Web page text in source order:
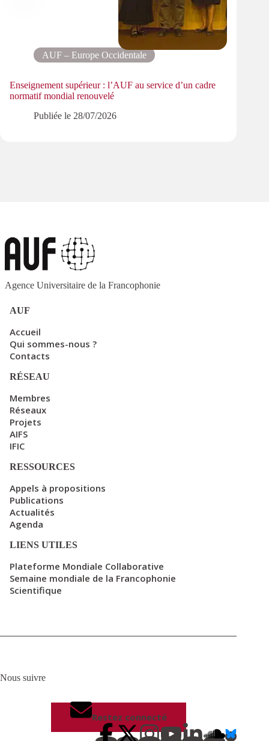
AUF – Europe Occidentale
Enseignement supérieur : l’AUF au service d’un cadre
normatif mondial renouvelé
Publiée le 28/07/2026
Agence Universitaire de la Francophonie
AUF
Accueil
Qui sommes-nous ?
Contacts
RÉSEAU
Membres
Réseaux
Projets
AIFS
IFIC
RESSOURCES
Appels à propositions
Publications
Actualités
Agenda
LIENS UTILES
Plateforme Mondiale Collaborative
Semaine mondiale de la Francophonie
Scientifique
Nous suivre
Restez connecté